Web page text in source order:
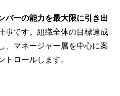
バーの能力を最大限に引き出
事です。組織全体の目標達成
、マネージャー層を中心に案
トロールします。